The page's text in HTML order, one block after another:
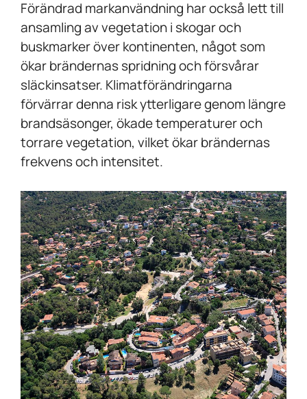
Förändrad markanvändning har också lett till
ansamling av vegetation i skogar och
buskmarker över kontinenten, något som
ökar brändernas spridning och försvårar
släckinsatser. Klimatförändringarna
förvärrar denna risk ytterligare genom längre
brandsäsonger, ökade temperaturer och
torrare vegetation, vilket ökar brändernas
frekvens och intensitet.